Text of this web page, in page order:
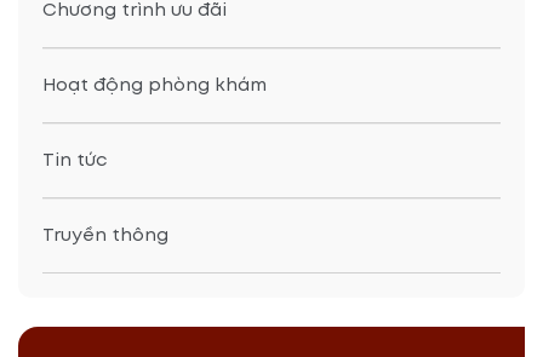
Chương trình ưu đãi
Hoạt động phòng khám
Tin tức
Truyền thông